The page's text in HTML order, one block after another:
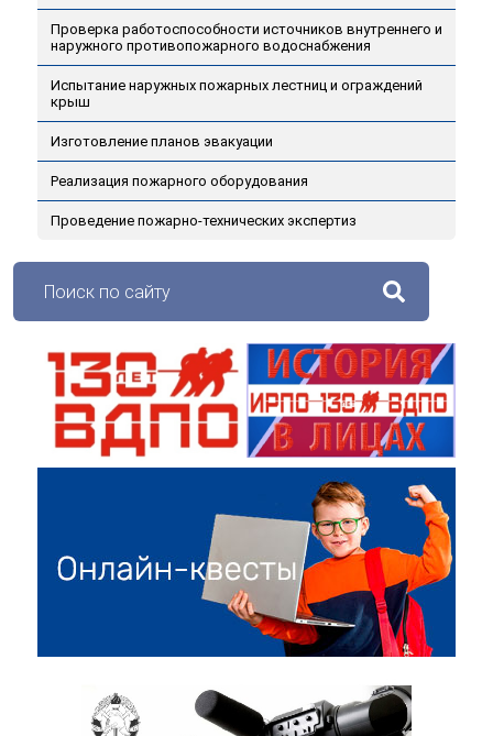
Проверка работоспособности источников внутреннего и
наружного противопожарного водоснабжения
Испытание наружных пожарных лестниц и ограждений
крыш
Изготовление планов эвакуации
Реализация пожарного оборудования
Проведение пожарно-технических экспертиз